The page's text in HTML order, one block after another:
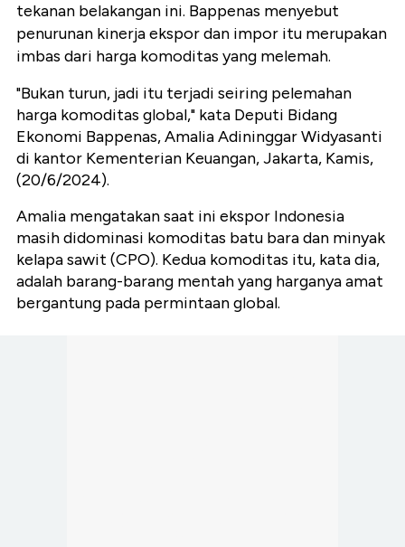
tekanan belakangan ini. Bappenas menyebut
penurunan kinerja ekspor dan impor itu merupakan
imbas dari harga komoditas yang melemah.
"Bukan turun, jadi itu terjadi seiring pelemahan
harga komoditas global," kata Deputi Bidang
Ekonomi Bappenas, Amalia Adininggar Widyasanti
di kantor Kementerian Keuangan, Jakarta, Kamis,
(20/6/2024).
Amalia mengatakan saat ini ekspor Indonesia
masih didominasi komoditas batu bara dan minyak
kelapa sawit (CPO). Kedua komoditas itu, kata dia,
adalah barang-barang mentah yang harganya amat
bergantung pada permintaan global.